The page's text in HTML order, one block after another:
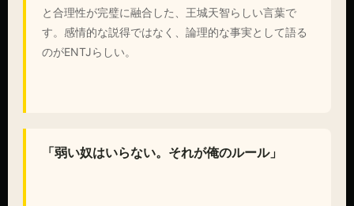
と合理性が完璧に融合した、王城天智らしい言葉で
す。感情的な説得ではなく、論理的な事実として語る
のがENTJらしい。
「弱い奴はいらない。それが俺のルール」